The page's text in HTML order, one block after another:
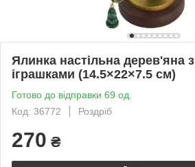
Ялинка настільна дерев'яна
іграшками (14.5×22×7.5 см)
Готово до відправки 69 од.
Код: 36772
Роздріб
270 ₴